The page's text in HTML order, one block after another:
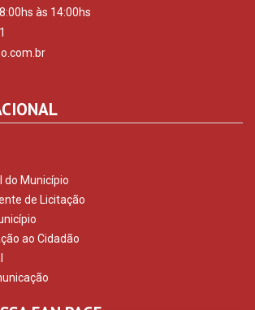
às 14:00hs
do Município
de Licitação
ao Cidadão